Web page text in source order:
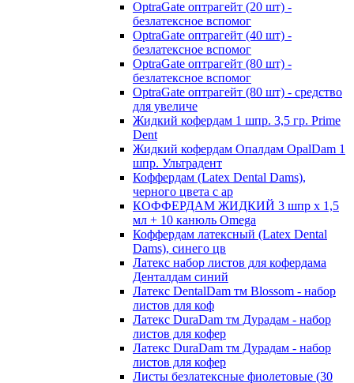
OptraGate оптрагейт (20 шт) -
безлатексное вспомог
OptraGate оптрагейт (40 шт) -
безлатексное вспомог
OptraGate оптрагейт (80 шт) -
безлатексное вспомог
OptraGate оптрагейт (80 шт) - средство
для увеличе
Жидкий кофердам 1 шпр. 3,5 гр. Prime
Dent
Жидкий кофердам Опалдам OpalDam 1
шпр. Ультрадент
Коффердам (Latex Dental Dams),
черного цвета с ар
КОФФЕРДАМ ЖИДКИЙ 3 шпр х 1,5
мл + 10 канюль Omega
Коффердам латексный (Latex Dental
Dams), синего цв
Латекс набор листов для кофердама
Денталдам синий
Латекс DentalDam тм Blossom - набор
листов для коф
Латекс DuraDam тм Дурадам - набор
листов для кофер
Латекс DuraDam тм Дурадам - набор
листов для кофер
Листы безлатексные фиолетовые (30